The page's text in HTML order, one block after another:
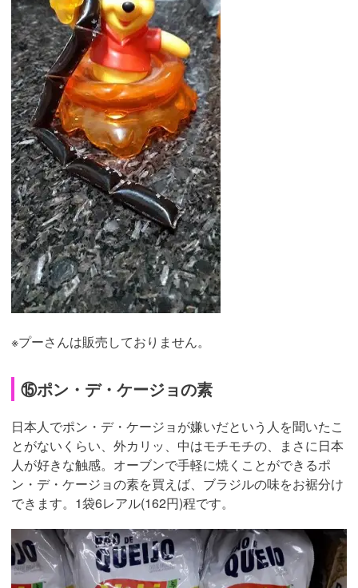
※プーさんは販売しておりません。
⑮ポン・デ・ケージョの素
日本人でポン・デ・ケージョが嫌いだという人を聞いたこ
とがないくらい、外カリッ、中はモチモチの、まさに日本
人が好きな触感。オーブンで手軽に焼くことができるポ
ン・デ・ケージョの素を買えば、ブラジルの味をお裾分け
できます。1袋6レアル(162円)程です。